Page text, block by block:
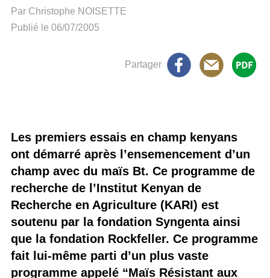
Par Christophe NOISETTE
Publié le 06/07/2005
Partager
Les premiers essais en champ kenyans
ont démarré après l’ensemencement d’un
champ avec du maïs Bt. Ce programme de
recherche de l’Institut Kenyan de
Recherche en Agriculture (KARI) est
soutenu par la fondation Syngenta ainsi
que la fondation Rockfeller. Ce programme
fait lui-même parti d’un plus vaste
programme appelé “Maïs Résistant aux